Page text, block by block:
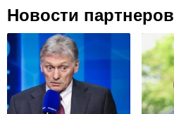
Новости партнеров